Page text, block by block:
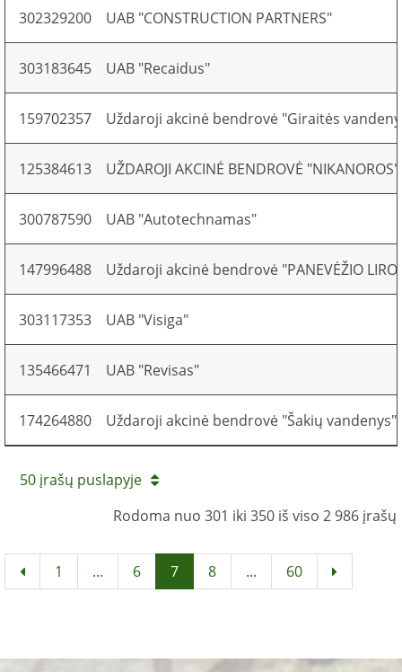
302329200 UAB "CONSTRUCTION PARTNERS"
303183645 UAB "Recaidus"
159702357 Uždaroji akcinė bendrovė "Giraitės
125384613 UŽDAROJI AKCINĖ BENDROVĖ "NIKANOROS"
300787590 UAB "Autotechnamas"
147996488 Uždaroji akcinė bendrovė "PANEVĖŽIO
303117353 UAB "Visiga"
135466471 UAB "Revisas"
174264880 Uždaroji akcinė bendrovė "Šakių vandenys"
50 įrašų puslapyje
Rodoma nuo 301 iki 350 iš viso 2 986 įrašų
1 ... 6 7 8 ... 60